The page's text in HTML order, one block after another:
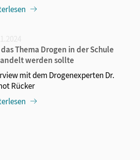
Thema Drogen in der Schule
werden sollte
mit dem Drogenexperten Dr.
Rücker